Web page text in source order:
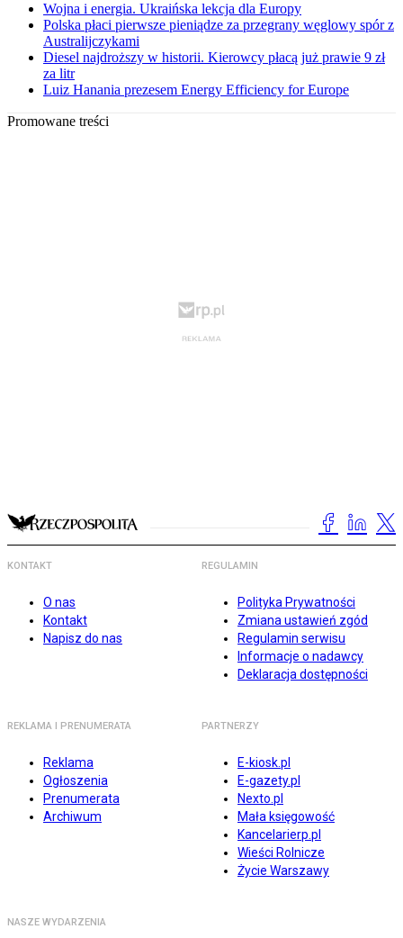
Wojna i energia. Ukraińska lekcja dla Europy
Polska płaci pierwsze pieniądze za przegrany węglowy spór z
Australijczykami
Diesel najdroższy w historii. Kierowcy płacą już prawie 9 zł
za litr
Luiz Hanania prezesem Energy Efficiency for Europe
Promowane treści
KONTAKT
O nas
Kontakt
Napisz do nas
REGULAMIN
Polityka Prywatności
Zmiana ustawień zgód
Regulamin serwisu
Informacje o nadawcy
Deklaracja dostępności
REKLAMA I PRENUMERATA
Reklama
Ogłoszenia
Prenumerata
Archiwum
PARTNERZY
E-kiosk.pl
E-gazety.pl
Nexto.pl
Mała księgowość
Kancelarierp.pl
Wieści Rolnicze
Życie Warszawy
NASZE WYDARZENIA